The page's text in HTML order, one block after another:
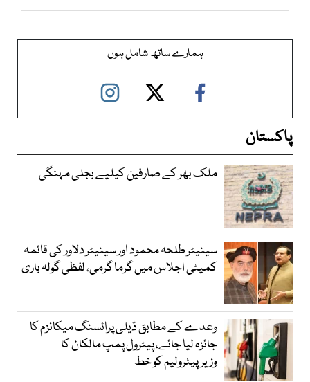
ہمارے ساتھ شامل ہوں
پاکستان
ملک بھر کے صارفین کیلیے بجلی مہنگی
سینیٹر طلحہ محمود اور سینیٹر دلاور کی قائمہ
کمیٹی اجلاس میں گرما گرمی، لفظی گولہ باری
وعدے کے مطابق ڈیلی پرائسنگ میکانزم کا
جائزہ لیا جائے، پیٹرول پمپ مالکان کا
وزیرپیٹرولیم کو خط